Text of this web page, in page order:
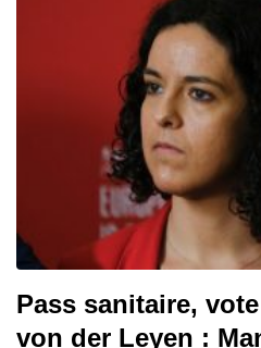
Pass sanitaire,
von der Leyen :